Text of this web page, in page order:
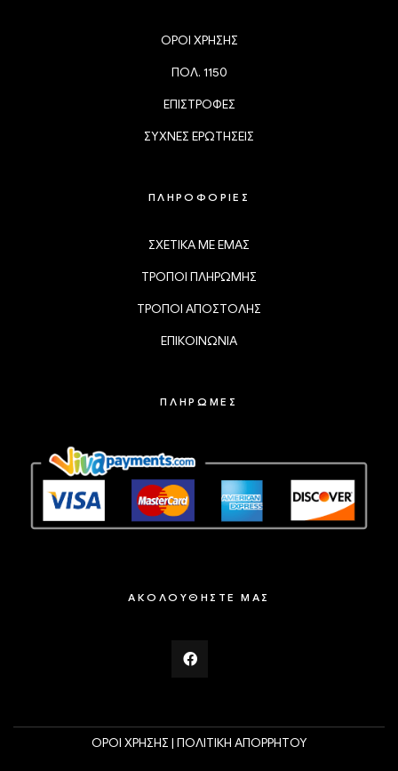
ΟΡΟΙ ΧΡΗΣΗΣ
ΠΟΛ. 1150
ΕΠΙΣΤΡΟΦΕΣ
ΣΥΧΝΕΣ ΕΡΩΤΗΣΕΙΣ
ΠΛΗΡΟΦΟΡΙΕΣ
ΣΧΕΤΙΚΑ ΜΕ ΕΜΑΣ
ΤΡΟΠΟΙ ΠΛΗΡΩΜΗΣ
ΤΡΟΠΟΙ ΑΠΟΣΤΟΛΗΣ
ΕΠΙΚΟΙΝΩΝΙΑ
ΠΛΗΡΩΜΕΣ
ΑΚΟΛΟΥΘΗΣΤΕ ΜΑΣ
ΟΡΟΙ ΧΡΗΣΗΣ | ΠΟΛΙΤΙΚΗ ΑΠΟΡΡΗΤΟΥ